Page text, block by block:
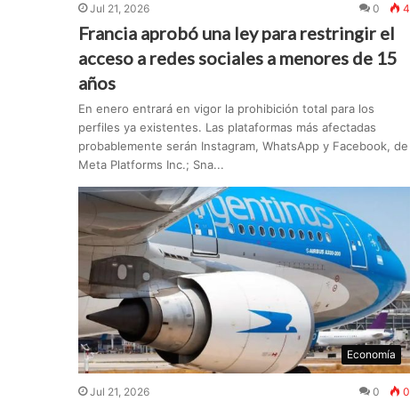
Jul 21, 2026 0 4
Francia aprobó una ley para restringir el
acceso a redes sociales a menores de 15
años
En enero entrará en vigor la prohibición total para los
perfiles ya existentes. Las plataformas más afectadas
probablemente serán Instagram, WhatsApp y Facebook, de
Meta Platforms Inc.; Sna...
Economía
Jul 21, 2026 0 0